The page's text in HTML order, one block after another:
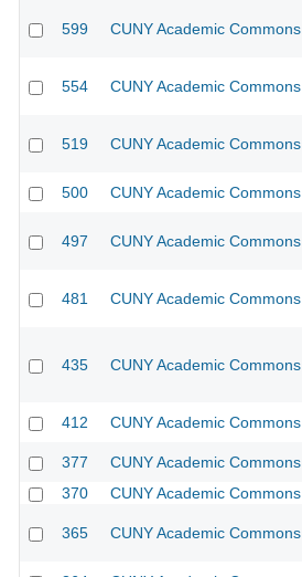
599 CUNY Academic Commons
554 CUNY Academic Commons
519 CUNY Academic Commons
500 CUNY Academic Commons
497 CUNY Academic Commons
481 CUNY Academic Commons
435 CUNY Academic Commons
412 CUNY Academic Commons
377 CUNY Academic Commons
370
CUNY Academic Commons
365 CUNY Academic Commons